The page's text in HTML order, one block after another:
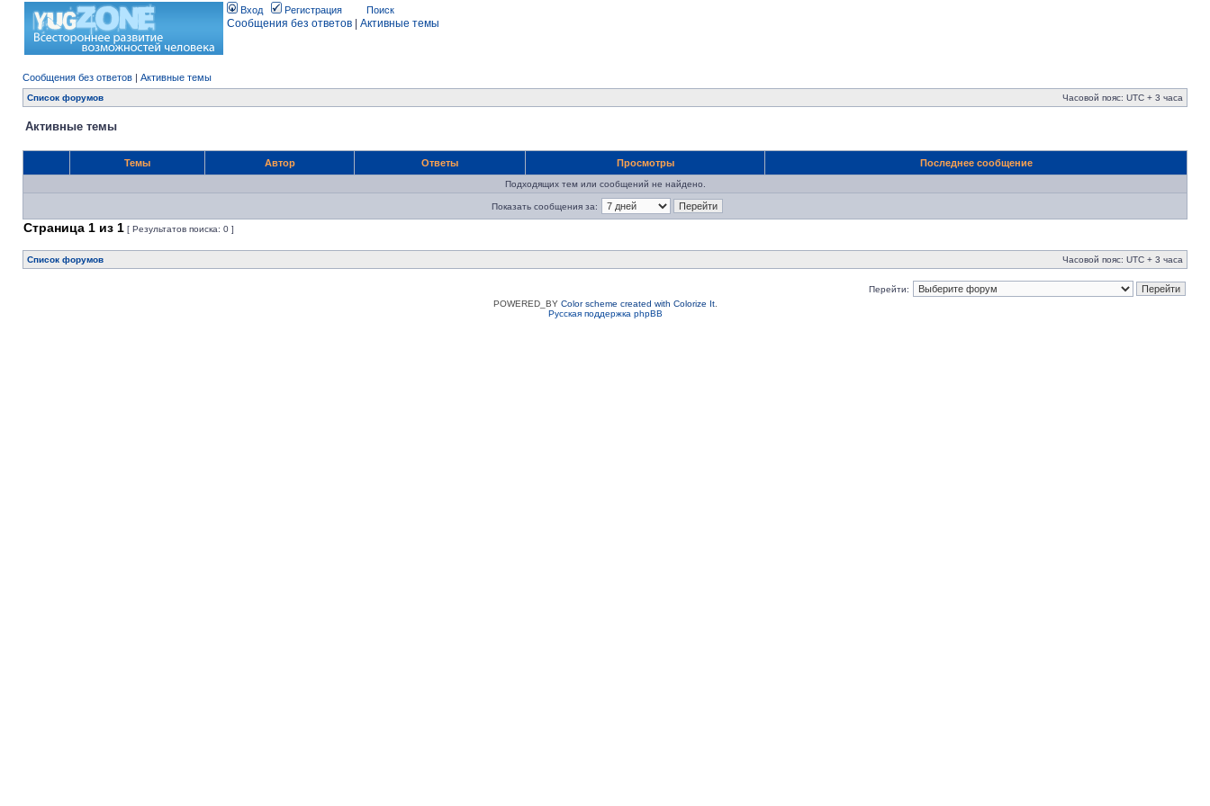
Вход Регистрация Поиск
Сообщения без ответов Активные темы
Сообщения без ответов | Активные темы
Список форумов Часовой пояс: UTC + 3 часа
Активные темы
Темы Автор Ответы Просмотры Последнее сообщение
Подходящих тем или сообщений не найдено.
Показать сообщения за:
Страница 1 из 1 [ Результатов поиска: 0 ]
Список форумов Часовой пояс: UTC + 3 часа
Перейти:
POWERED_BY Color scheme created with Colorize It.
Русская поддержка phpBB